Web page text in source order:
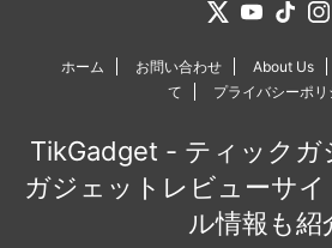
ホーム お問い合わせ About Us
て
プライバシーポリ
TikGadget - ティックガ
ガジェットレビューサ
ル情報も紹